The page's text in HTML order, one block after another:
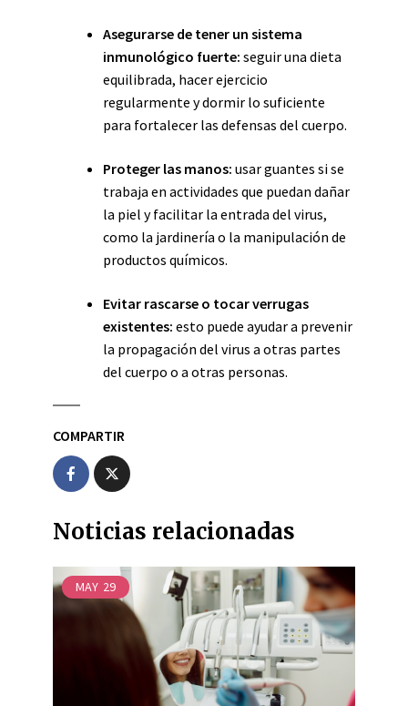
Asegurarse de tener un sistema
inmunológico fuerte: seguir una dieta
equilibrada, hacer ejercicio
regularmente y dormir lo suficiente
para fortalecer las defensas del cuerpo.
Proteger las manos: usar guantes si se
trabaja en actividades que puedan dañar
la piel y facilitar la entrada del virus,
como la jardinería o la manipulación de
productos químicos.
Evitar rascarse o tocar verrugas
existentes: esto puede ayudar a prevenir
la propagación del virus a otras partes
del cuerpo o a otras personas.
COMPARTIR
Noticias relacionadas
MAY 29